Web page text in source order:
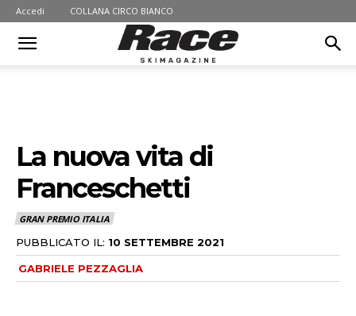
Accedi COLLANA CIRCO BIANCO
La nuova vita di
Franceschetti
GRAN PREMIO ITALIA
PUBBLICATO IL: 10 SETTEMBRE 2021
GABRIELE PEZZAGLIA